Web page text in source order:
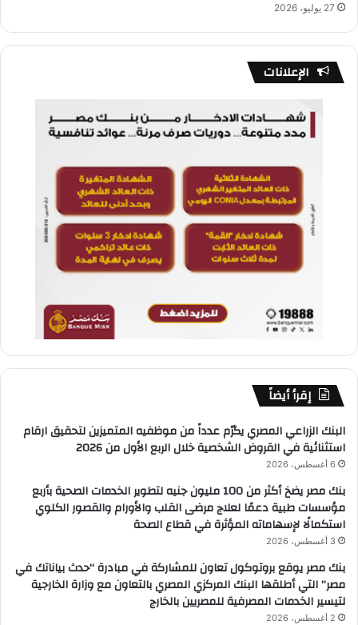
27 يوليو، 2026
الإعلانات
إقرأ أيضاً
البنك الزراعي المصري يكرّم عدداً من موظفيه المتميزين لتحقيق ارقام
استثنائية في القروض الشخصية خلال الربع الأول من 2026
6 أغسطس، 2026
بنك مصر يضخ أكثر من 100 مليون جنيه لتطوير الخدمات الصحية بأربع
مؤسسات طبية دعمًا لعلاج مرضى القلب والأورام والقصور الكلوي
استكمالًا لإسهاماته المؤثرة في قطاع الصحة
3 أغسطس، 2026
بنك مصر يوقع بروتوكول تعاون للمشاركة في مبادرة “حدث بياناتك في
مصر” التي أطلقها البنك المركزي المصري بالتعاون مع وزارة الخارجية
لتيسير الخدمات المصرفية للمصريين بالخارج
2 أغسطس، 2026